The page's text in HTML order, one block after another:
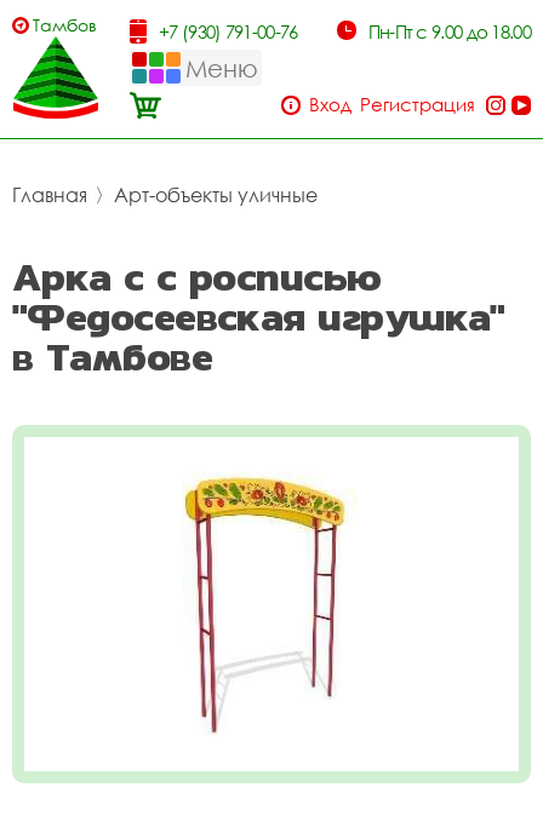
Тамбов +7 (930) 791-00-76 Пн-Пт с 9.00 до 18.00
Меню
Вход Регистрация
Главная 〉 Арт-объекты уличные
Арка с с росписью
"Федосеевская игрушка"
в Тамбове